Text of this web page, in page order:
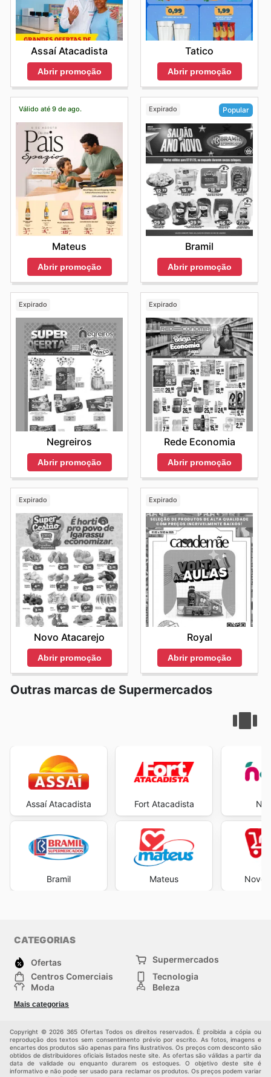
Assaí Atacadista
Abrir promoção
Tatico
Abrir promoção
Válido até 9 de ago.
Mateus
Abrir promoção
Expirado Popular
Bramil
Abrir promoção
Expirado
Negreiros
Abrir promoção
Expirado
Rede Economia
Abrir promoção
Expirado
Novo Atacarejo
Abrir promoção
Expirado
Royal
Abrir promoção
Outras marcas de Supermercados
Assaí Atacadista
Bramil
Fort Atacadista
Mateus Novo
CATEGORIAS
Ofertas
Supermercados
Centros Comerciais
Tecnologia
Moda
Beleza
Construção e jardinagem
Mais categorias
Copyright © 2026 365 Ofertas Todos os direitos reservados. É proibida a cópia ou
reprodução dos textos sem consentimento prévio por escrito. As fotos, imagens e
encartes dos produtos são apenas para fins ilustrativos. Os preços com desconto são
obtidos de distribuidores oficiais listados neste site. As ofertas são válidas a partir da
data de validade ou enquanto durarem os estoques. O objetivo deste site é
informativo e não pode ser usado para reclamar os produtos. Os preços podem variar